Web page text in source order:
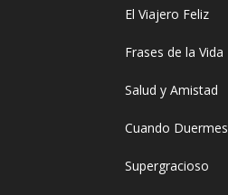
El Viajero Feliz
Frases de la Vida
Salud y Amistad
Cuando Duermes
Supergracioso